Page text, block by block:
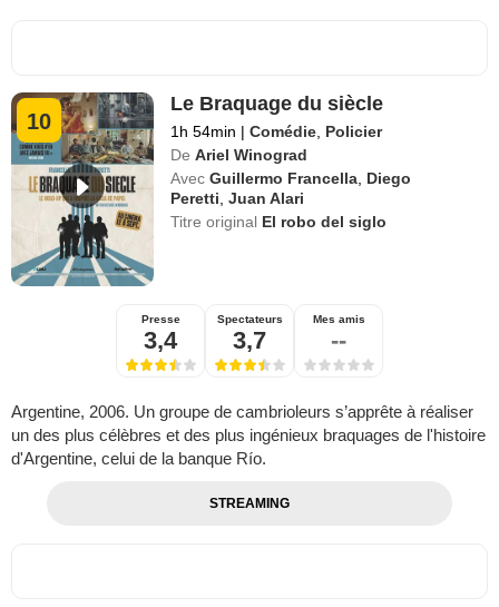
10
Le Braquage du siècle
1h 54min | Comédie, Policier
De Ariel Winograd
Avec Guillermo Francella, Diego
Peretti,Juan Alari
Titre original El robo del siglo
Presse
3,4
Spectateurs
3,7
Mes amis
--
Argentine, 2006. Un groupe de cambrioleurs s’apprête à réaliser
un des plus célèbres et des plus ingénieux braquages de l'histoire
d'Argentine, celui de la banque Río.
STREAMING